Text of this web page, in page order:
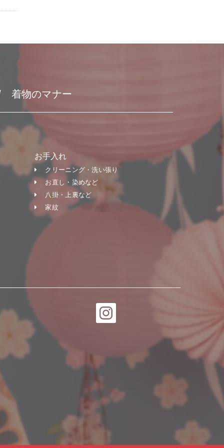
着物のマナー
お手入れ
クリーニング・洗い張り
お直し・染めなど
八掛・上裏など
家紋